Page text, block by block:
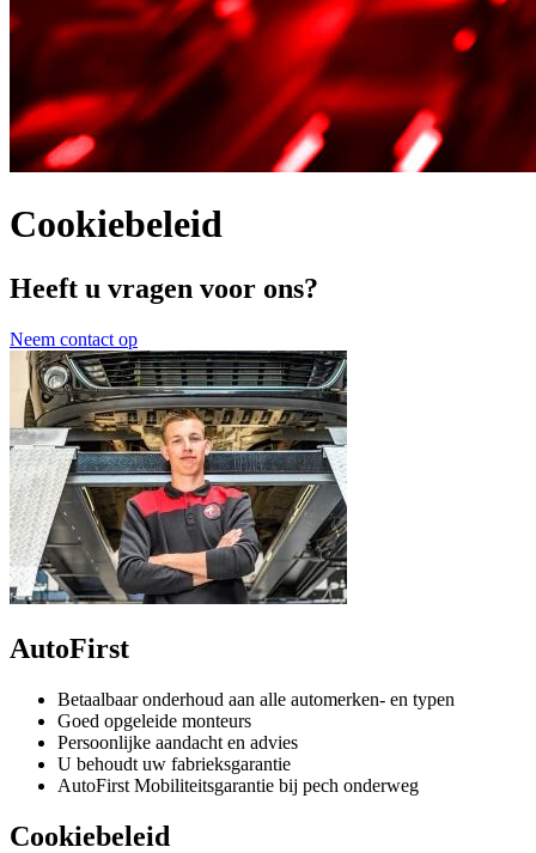
Cookiebeleid
Heeft u vragen voor ons?
Neem contact op
AutoFirst
Betaalbaar onderhoud aan alle automerken- en typen
Goed opgeleide monteurs
Persoonlijke aandacht en advies
U behoudt uw fabrieksgarantie
AutoFirst Mobiliteitsgarantie bij pech onderweg
Cookiebeleid